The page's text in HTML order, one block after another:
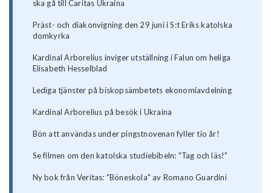
ska gå till Caritas Ukraina
Präst- och diakonvigning den 29 juni i S:t Eriks katolska
domkyrka
Kardinal Arborelius inviger utställning i Falun om heliga
Elisabeth Hesselblad
Lediga tjänster på biskopsämbetets ekonomiavdelning
Kardinal Arborelius på besök i Ukraina
Bön att användas under pingstnovenan fyller tio år!
Se filmen om den katolska studiebibeln: "Tag och läs!"
Ny bok från Veritas: "Böneskola" av Romano Guardini